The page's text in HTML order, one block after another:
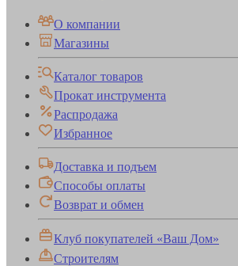
О компании
Магазины
Каталог товаров
Прокат инструмента
Распродажа
Избранное
Доставка и подъем
Способы оплаты
Возврат и обмен
Клуб покупателей «Ваш Дом»
Строителям